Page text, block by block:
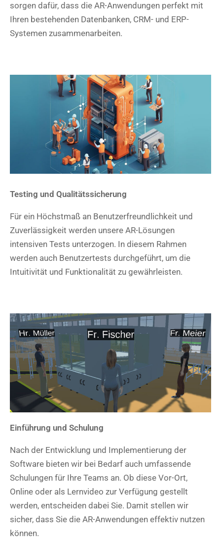
sorgen dafür, dass die AR-Anwendungen perfekt mit
Ihren bestehenden Datenbanken, CRM- und ERP-
Systemen zusammenarbeiten.
Testing und Qualitätssicherung
Für ein Höchstmaß an Benutzerfreundlichkeit und
Zuverlässigkeit werden unsere AR-Lösungen
intensiven Tests unterzogen. In diesem Rahmen
werden auch Benutzertests durchgeführt, um die
Intuitivität und Funktionalität zu gewährleisten.
Einführung und Schulung
Nach der Entwicklung und Implementierung der
Software bieten wir bei Bedarf auch umfassende
Schulungen für Ihre Teams an. Ob diese Vor-Ort,
Online oder als Lernvideo zur Verfügung gestellt
werden, entscheiden dabei Sie. Damit stellen wir
sicher, dass Sie die AR-Anwendungen effektiv nutzen
können.